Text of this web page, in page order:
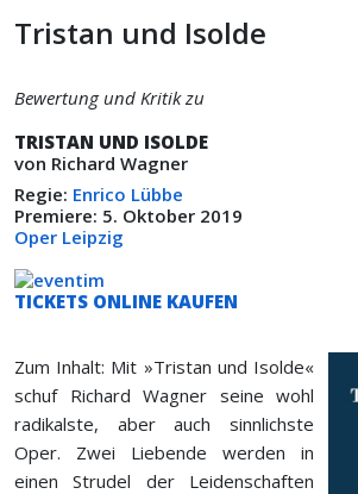
Tristan und Isolde
Bewertung und Kritik zu
TRISTAN UND ISOLDE
von Richard Wagner
Regie: Enrico Lübbe
Premiere: 5. Oktober 2019
Oper Leipzig
TICKETS ONLINE KAUFEN
Zum Inhalt: Mit »Tristan und Isolde«
schuf Richard Wagner seine wohl
radikalste, aber auch sinnlichste
Oper. Zwei Liebende werden in
einen Strudel der Leidenschaften